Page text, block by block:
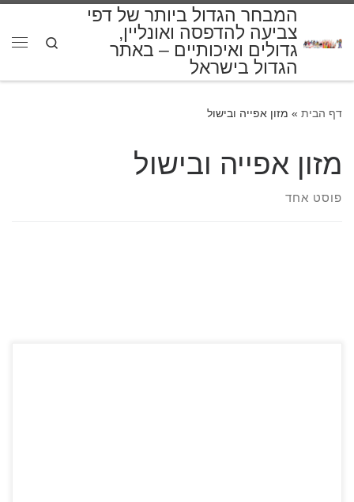
המבחר הגדול ביותר של דפי
צביעה להדפסה ואונליין,
גדולים ואיכותיים – באתר
הגדול בישראל
Search
דף הבית » מזון אפייה ובישול
מזון אפייה ובישול
פוסט אחד